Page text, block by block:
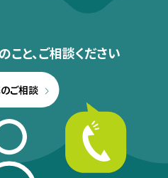
と、ご相談ください
ご相談